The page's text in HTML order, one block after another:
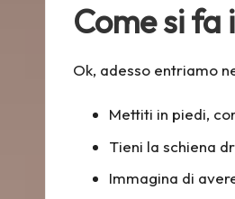
Come si
Ok, adesso entriamo
Mettiti in piedi,
Tieni la schiena
Immagina di